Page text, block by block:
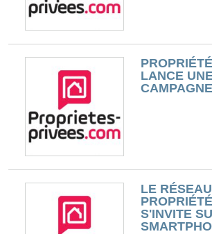
LANCE
LE RÉSEAU
S'INVITE